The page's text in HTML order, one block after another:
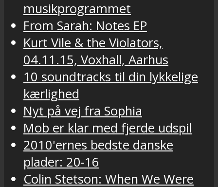
musikprogrammet
From Sarah: Notes EP
Kurt Vile & the Violators,
04.11.15, Voxhall, Aarhus
10 soundtracks til din lykkelige
kærlighed
Nyt på vej fra Sophia
Mob er klar med fjerde udspil
2010'ernes bedste danske
plader: 20-16
Colin Stetson: When We Were